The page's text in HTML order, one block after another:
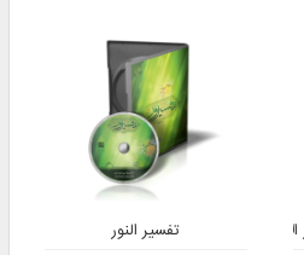
الأستاذ علي صفايي حائري - رحمه الله) - الإصدار
تفسیر النور